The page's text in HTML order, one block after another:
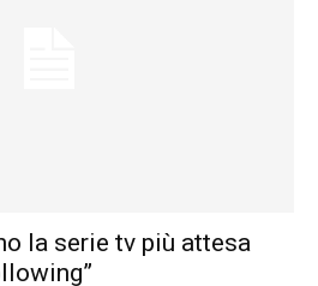
la serie tv più attesa